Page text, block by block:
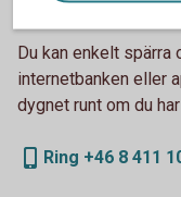
Krånglar
Du kan enkelt
internetbanken eller
dygnet runt om du
Ring +46 8 411